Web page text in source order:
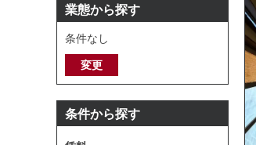
業態から探す
条件なし
変更
条件から探す